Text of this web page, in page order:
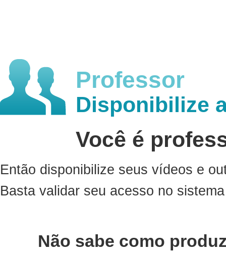
Professor
Disponibilize
Você é
Então disponibilize seus vídeos e
Basta validar seu acesso no
Não sabe como